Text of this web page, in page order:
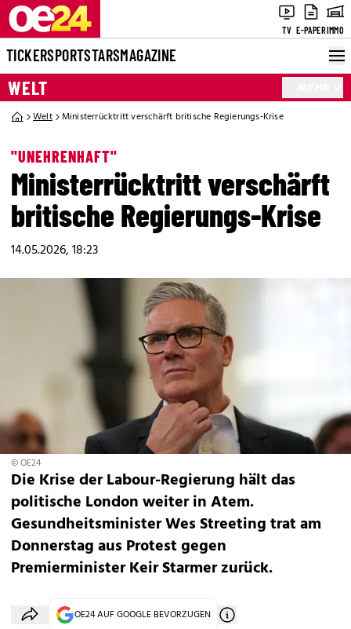
TV E-PAPERIMMO
TICKERSPORTSTARSMAGAZINE
WELT
Welt Ministerrücktritt verschärft britische Regierungs-Krise
"UNEHRENHAFT"
Ministerrücktritt verschärft
britische Regierungs-Krise
14.05.2026, 18:23
© OE24
Die Krise der Labour-Regierung hält das
politische London weiter in Atem.
Gesundheitsminister Wes Streeting trat am
Donnerstag aus Protest gegen
Premierminister Keir Starmer zurück.
OE24 AUF GOOGLE BEVORZUGEN